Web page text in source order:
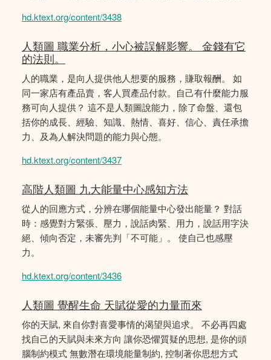
hd.ktext.org/content/3438
人類圖 職業分析，小心被誤解影響。 金錢有它
的法則。
人的職業，是向人提供他人想要的服務，賺取報酬。 如
同一家店有產品賣，客人買產品付款。自己有什麼能力服
務可向人提供？ 這不是人類圖說能力，除了命盤、還包
括你的成長、經驗、知識、熱情、喜好、信心、責任承擔
力、及為人解決問題的能力與心態。
hd.ktext.org/content/3437
高階人類圖 九大能量中心感知方法
從人的回應方式，分辨在哪個能量中心發出能量？ 對話
時：感覺對方緊張、壓力，說話肉緊、用力，說話用字決
絕、傾向否定，未審先判「不可能」。 使自己也感壓
力。
hd.ktext.org/content/3436
人類圖 覺醒生命 天賦從愛的力量而來
你的天賦, 來自你對喜愛事情的渴望與追求。 不必再四處
找自己的天賦與未來方向 讓你恐懼質疑的思想, 是你的頭
腦制約模式 無數潛在環境能量制約, 控制著你思想方式